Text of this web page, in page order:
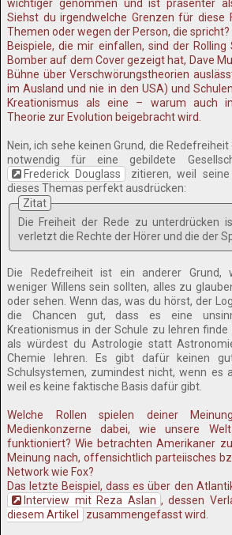
wichtiger genommen und ist präsenter
Siehst du irgendwelche Grenzen für diese
Themen oder wegen der Person, die spricht?
Beispiele, die mir einfallen, sind der
Bomber auf dem Cover gezeigt hat, Dave
Bühne über Verschwörungstheorien
im Ausland und nie in den USA) und
Kreationismus als eine – warum auch
Theorie zur Evolution beigebracht wird.
Nein, ich sehe keinen Grund, die
notwendig für eine gebildete
Frederick Douglass
zitieren, weil
dieses Themas perfekt ausdrücken:
Zitat
Die Freiheit der Rede zu unterdrücken
verletzt die Rechte der Hörer und die der
Die Redefreiheit ist ein anderer Grund,
weniger Willens sein sollten, alles zu
oder sehen. Wenn das, was du hörst, der
die Chancen gut, dass es eine
Kreationismus in der Schule zu lehren
als würdest du Astrologie statt
Chemie lehren. Es gibt dafür keinen
Schulsystemen, zumindest nicht, wenn es
weil es keine faktische Basis dafür gibt.
Welche Rollen spielen deiner
Medienkonzerne dabei, wie unsere
funktioniert? Wie betrachten Amerikaner
Meinung nach, offensichtlich parteiisches
Network wie Fox?
Das letzte Beispiel, dass es über den
Interview mit Reza Aslan , dessen
diesem Artikel
zusammengefasst wird.